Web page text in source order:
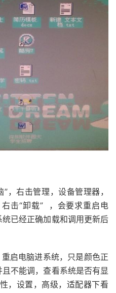
”，右击管理，设备管理器，
击“卸载” ，会要求重启电
已经正确加载和调用更新后
启电脑进系统，只是颜色正
不能调，查看系统是否有显
，设置，高级，适配器下看